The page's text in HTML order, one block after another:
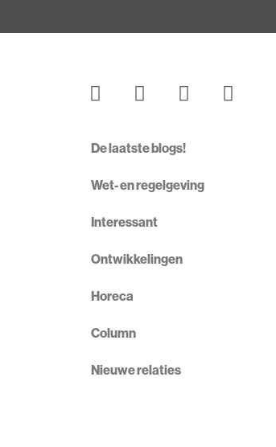
De laatste blogs!
Wet- en regelgeving
Interessant
Ontwikkelingen
Horeca
Column
Nieuwe relaties